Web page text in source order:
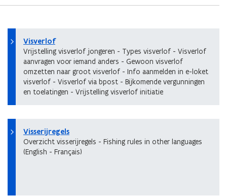
Visverlof
Vrijstelling visverlof jongeren - Types visverlof - Visverlof
aanvragen voor iemand anders - Gewoon visverlof
omzetten naar groot visverlof - Info aanmelden in e-loket
visverlof - Visverlof via bpost - Bijkomende vergunningen
en toelatingen - Vrijstelling visverlof initiatie
Visserijregels
Overzicht visserijregels - Fishing rules in other languages
(English - Français)